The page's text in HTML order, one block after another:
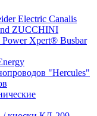
Electric Canalis
ZUCCHINI
Xpert® Busbar
"Hercules"